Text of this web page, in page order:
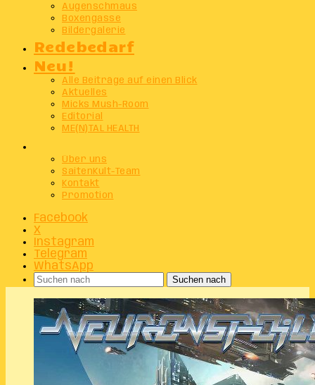
Augenschmaus
Boxengasse
Bildergalerie
Redebedarf
Neu!
Alle Beiträge auf einen Blick
Aktuelles
Micks Mush-Room
Editorial
ME(N)TAL HEALTH
Über uns
SaitenKult-Team
Kontakt
Promotion
Facebook
X
Instagram
Telegram
WhatsApp
Suchen nach